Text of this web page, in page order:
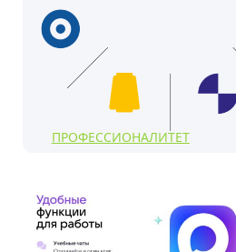
ПРОФЕССИОНАЛИТЕТ